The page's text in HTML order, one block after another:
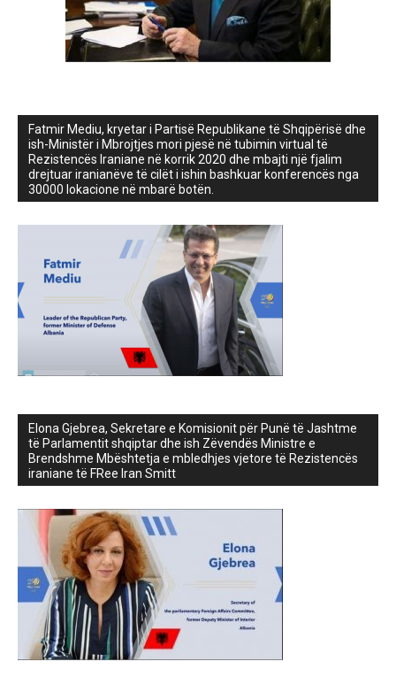
Fatmir Mediu, kryetar i Partisë Republikane të Shqipërisë dhe
ish-Ministër i Mbrojtjes mori pjesë në tubimin virtual të
Rezistencës Iraniane në korrik 2020 dhe mbajti një fjalim
drejtuar iranianëve të cilët i ishin bashkuar konferencës nga
30000 lokacione në mbarë botën.
Elona Gjebrea, Sekretare e Komisionit për Punë të Jashtme
të Parlamentit shqiptar dhe ish Zëvendës Ministre e
Brendshme Mbështetja e mbledhjes vjetore të Rezistencës
iraniane të FRee Iran Smitt